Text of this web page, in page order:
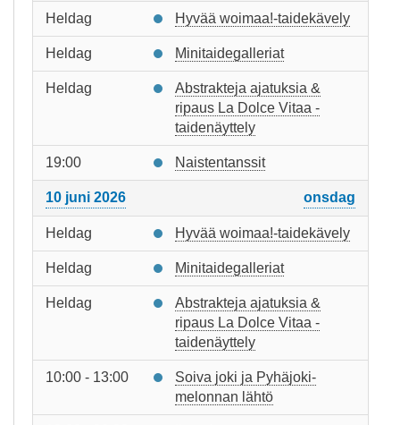
Heldag Hyvää woimaa!-taidekävely
Heldag Minitaidegalleriat
Heldag
Abstrakteja ajatuksia &
ripaus La Dolce Vitaa -
taidenäyttely
19:00 Naistentanssit
10 juni 2026 onsdag
Heldag Hyvää woimaa!-taidekävely
Heldag Minitaidegalleriat
Heldag
Abstrakteja ajatuksia &
ripaus La Dolce Vitaa -
taidenäyttely
10:00 - 13:00
Soiva joki ja Pyhäjoki-
melonnan lähtö